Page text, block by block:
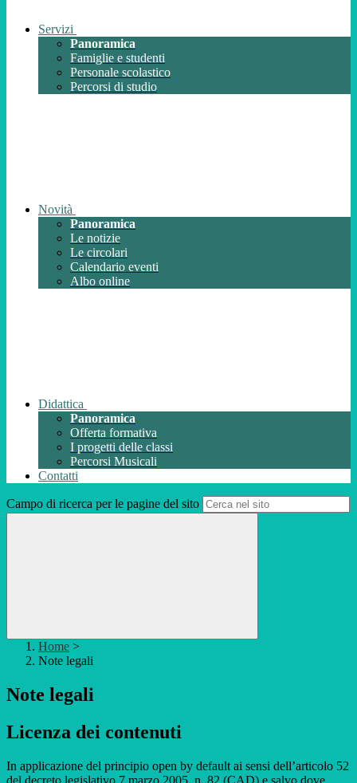
Servizi
Panoramica
Famiglie e studenti
Personale scolastico
Percorsi di studio
Novità
Panoramica
Le notizie
Le circolari
Calendario eventi
Albo online
Didattica
Panoramica
Offerta formativa
I progetti delle classi
Percorsi Musicali
Contatti
Campo di ricerca per le pagine del sito
Home >
Note legali
Note legali
Licenza dei contenuti
In applicazione del principio open by default ai sensi dell’articolo 52
del decreto legislativo 7 marzo 2005, n. 82 (CAD) e salvo dove